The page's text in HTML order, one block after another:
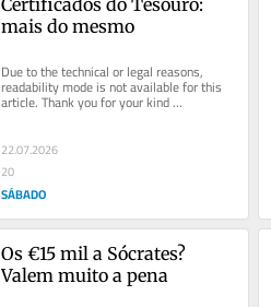
mais do mesmo
Due to the technical or legal reasons,
readability mode is not available for this
article. Thank you for your kind
understanding.
22.07.2026
20
SÁBADO
Os €15 mil a Sócrates?
Valem muito a pena